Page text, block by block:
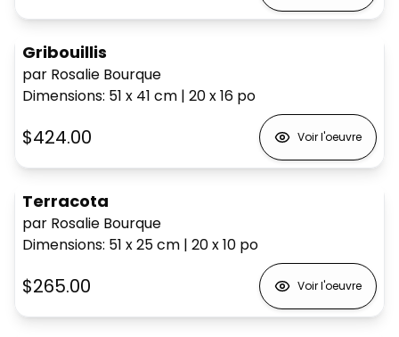
Gribouillis
par Rosalie Bourque
Dimensions: 51 x 41 cm | 20 x 16 po
$424.00 Voir l'oeuvre
Terracota
par Rosalie Bourque
Dimensions: 51 x 25cm | 20 x 10 po
$265.00 Voir l'oeuvre